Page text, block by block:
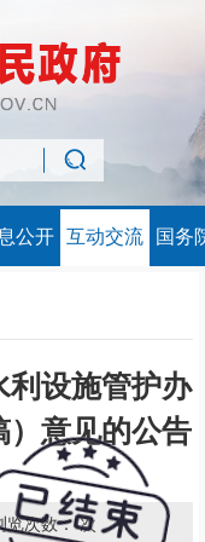
公开 互动交流 国务
利设施管护办
）意见的公告
览次数： 次